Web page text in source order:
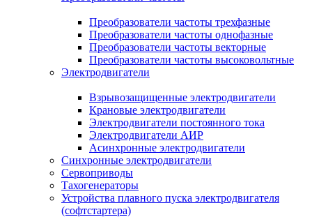
Преобразователи частоты трехфазные
Преобразователи частоты однофазные
Преобразователи частоты векторные
Преобразователи частоты высоковольтные
Электродвигатели
Взрывозащищенные электродвигатели
Крановые электродвигатели
Электродвигатели постоянного тока
Электродвигатели АИР
Асинхронные электродвигатели
Синхронные электродвигатели
Сервоприводы
Тахогенераторы
Устройства плавного пуска электродвигателя
(софтстартера)